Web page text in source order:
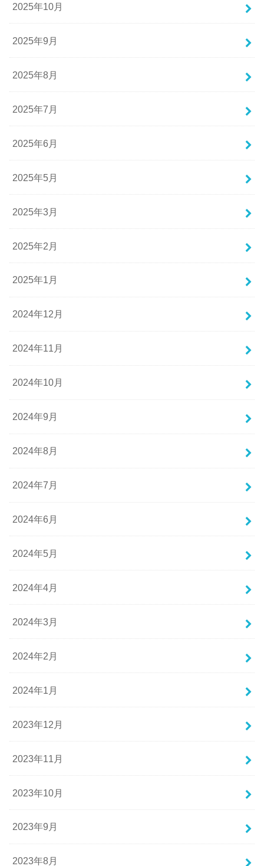
2025年10月
2025年9月
2025年8月
2025年7月
2025年6月
2025年5月
2025年3月
2025年2月
2025年1月
2024年12月
2024年11月
2024年10月
2024年9月
2024年8月
2024年7月
2024年6月
2024年5月
2024年4月
2024年3月
2024年2月
2024年1月
2023年12月
2023年11月
2023年10月
2023年9月
2023年8月